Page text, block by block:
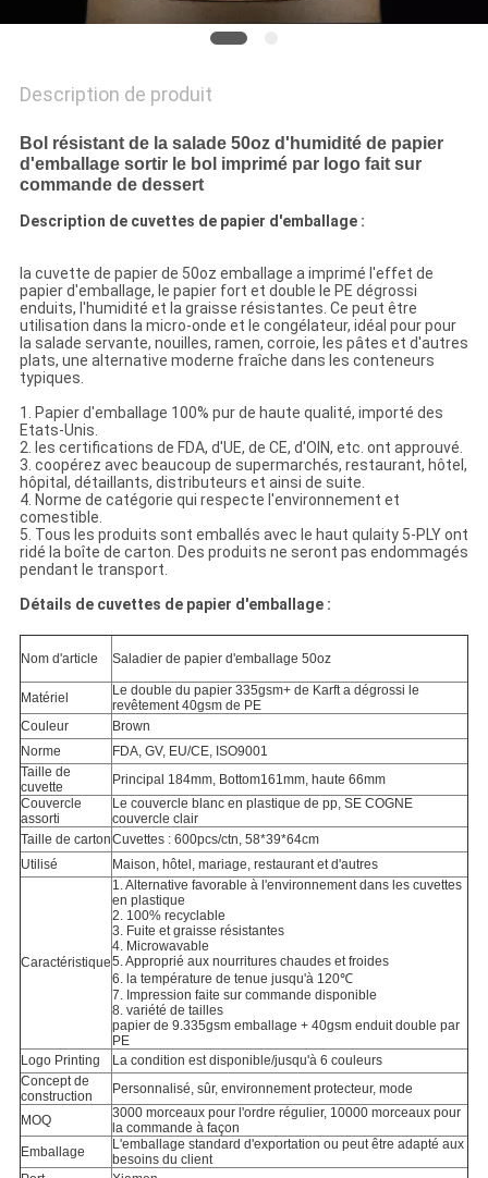
Description de produit
Bol résistant de la salade 50oz d'humidité de papier
d'emballage sortir le bol imprimé par logo fait sur
commande de dessert
Description de cuvettes de papier d'emballage :
la cuvette de papier de 50oz emballage a imprimé l'effet de
papier d'emballage, le papier fort et double le PE dégrossi
enduits, l'humidité et la graisse résistantes. Ce peut être
utilisation dans la micro-onde et le congélateur, idéal pour pour
la salade servante, nouilles, ramen, corroie, les pâtes et d'autres
plats, une alternative moderne fraîche dans les conteneurs
typiques.
1. Papier d'emballage 100% pur de haute qualité, importé des
Etats-Unis.
2. les certifications de FDA, d'UE, de CE, d'OIN, etc. ont approuvé.
3. coopérez avec beaucoup de supermarchés, restaurant, hôtel,
hôpital, détaillants, distributeurs et ainsi de suite.
4. Norme de catégorie qui respecte l'environnement et
comestible.
5. Tous les produits sont emballés avec le haut qulaity 5-PLY ont
ridé la boîte de carton. Des produits ne seront pas endommagés
pendant le transport.
Détails de cuvettes de papier d'emballage :
Nom d'article Saladier de papier d'emballage 50oz
Matériel
Le double du papier 335gsm+ de Karft a dégrossi le
revêtement 40gsm de PE
Couleur
Brown
Norme
FDA, GV, EU/CE, ISO9001
Taille de
cuvette
Principal 184mm, Bottom161mm, haute 66mm
Couvercle
assorti
Le couvercle blanc en plastique de pp, SE COGNE
couvercle clair
Taille de cartonCuvettes : 600pcs/ctn, 58*39*64cm
Utilisé
Maison, hôtel, mariage, restaurant et d'autres
Caractéristique
1. Alternative favorable à l'environnement dans les cuvettes
en plastique
2. 100% recyclable
3. Fuite et graisse résistantes
4. Microwavable
5. Approprié aux nourritures chaudes et froides
6. la température de tenue jusqu'à 120℃
7. Impression faite sur commande disponible
8. variété de tailles
papier de 9.335gsm emballage + 40gsm enduit double par
PE
Logo Printing
La condition est disponible/jusqu'à 6 couleurs
Concept de
construction
Personnalisé, sûr, environnement protecteur, mode
MOQ
3000 morceaux pour l'ordre régulier, 10000 morceaux pour
la commande à façon
Emballage
L'emballage standard d'exportation ou peut être adapté aux
besoins du client